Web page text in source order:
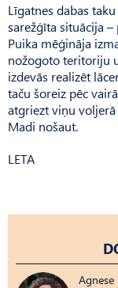
Līgatnes dabas
sarežģīta situācija
Puika mēģināja
nožogoto teritoriju
izdevās realizēt
taču šoreiz pēc
atgriezt viņu
Madi nošaut.
LETA
Agnese